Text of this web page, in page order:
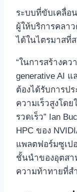
ระบบที่ขับเคลื่อ
ผู้ให้บริการคลา
ได้ในไตรมาสที่
“ในการสร้างค
generative AI
ต้องได้รับการป
ความเร็วสูงโด
รวดเร็ว” Ian
HPC ของ
แพลตฟอร์มซูเป
ชั้นนำของอุตสา
ความท้าทายที่ส